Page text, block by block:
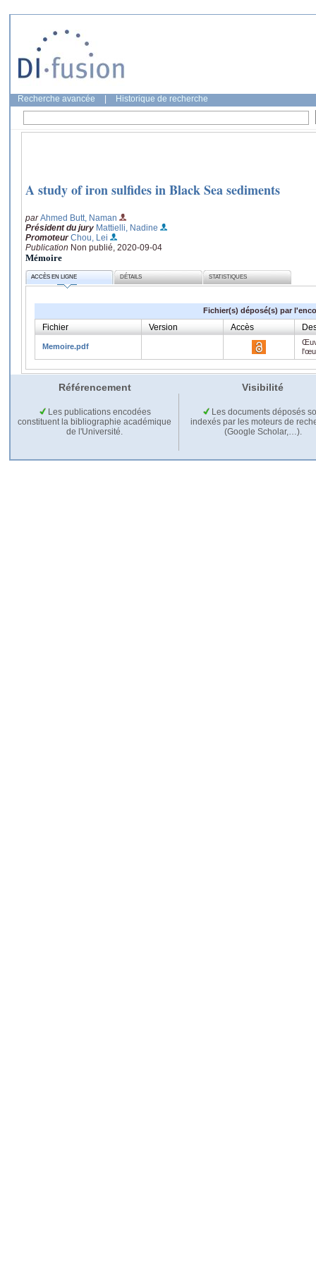
Recherche avancée Historique de recherche
A study of iron sulfides in Black Sea sediments
parAhmed Butt, Naman
Président du jury Mattielli, Nadine
Promoteur Chou, Lei
Publication Non publié, 2020-09-04
Mémoire
ACCÈS EN LIGNE DÉTAILS STATISTIQUES
Fichier(s) déposé(s) par
Fichier Version Accès
Memoire.pdf
Référencement Visibilité
Les publications encodées
constituent la bibliographie académique
de l'Université.
Les documents déposés
indexés par les moteurs de
(Google Scholar,…).